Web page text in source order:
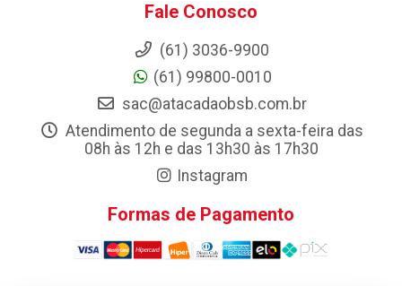
Fale Conosco
(61) 3036-9900
(61) 99800-0010
sac@atacadaobsb.com.br
Atendimento de segunda a sexta-feira das
08h às 12h e das 13h30 às 17h30
Instagram
Formas de Pagamento